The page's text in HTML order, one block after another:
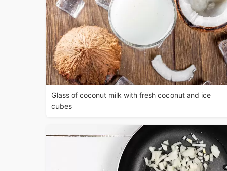
Glass of coconut milk with fresh coconut and ice
cubes